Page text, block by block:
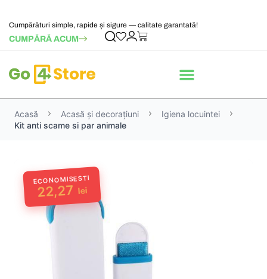
Cumpărături simple, rapide și sigure — calitate garantată!
CUMPĂRĂ ACUM
Acasă Acasă și decorațiuni
Igiena locuintei
Kit anti scame si par animale
ECONOMISESTI
22,27 lei